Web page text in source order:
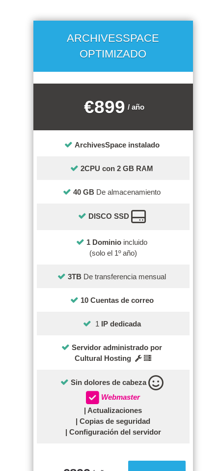
ARCHIVESSPACE
OPTIMIZADO
€899 / año
ArchivesSpace instalado
2CPU con 2 GB RAM
40 GB De almacenamiento
DISCO SSD
1 Dominio incluido
(solo el 1º año)
3TB De transferencia mensual
10 Cuentas de correo
1 IP dedicada
Servidor administrado por
Cultural Hosting
Sin dolores de cabeza
Webmaster
| Actualizaciones
| Copias de seguridad
| Configuración del servidor